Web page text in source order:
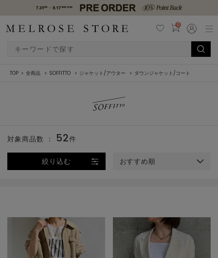
0
TOP 全商品 SOFFITTO ジャケット/アウター ダウンジャケット/コート
絞り込む おすすめ順
対象商品数 ： 52件